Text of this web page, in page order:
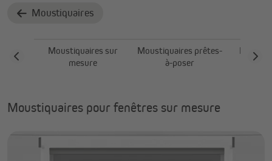
Moustiquaires
Moustiquaires sur
mesure
Moustiquaires prêtes-
à-poser
Moustiquaires pour fenêtres sur mesure